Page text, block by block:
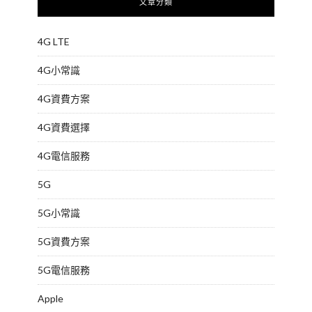
4G LTE
4G小常識
4G資費方案
4G資費選擇
4G電信服務
5G
5G小常識
5G資費方案
5G電信服務
Apple